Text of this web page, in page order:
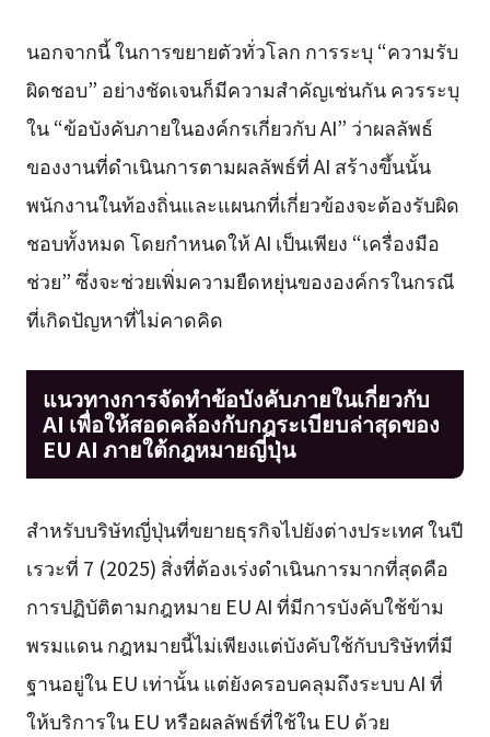
นอกจากนี้ ในการขยายตัวทั่วโลก การระบุ “ความรับ
ผิดชอบ” อย่างชัดเจนก็มีความสำคัญเช่นกัน ควรระบุ
ใน “ข้อบังคับภายในองค์กรเกี่ยวกับ AI” ว่าผลลัพธ์
ของงานที่ดำเนินการตามผลลัพธ์ที่ AI สร้างขึ้นนั้น
พนักงานในท้องถิ่นและแผนกที่เกี่ยวข้องจะต้องรับผิด
ชอบทั้งหมด โดยกำหนดให้ AI เป็นเพียง “เครื่องมือ
ช่วย” ซึ่งจะช่วยเพิ่มความยืดหยุ่นขององค์กรในกรณี
ที่เกิดปัญหาที่ไม่คาดคิด
แนวทางการจัดทำข้อบังคับภายในเกี่ยวกับ
AI เพื่อให้สอดคล้องกับกฎระเบียบล่าสุดของ
EU AI ภายใต้กฎหมายญี่ปุ่น
สำหรับบริษัทญี่ปุ่นที่ขยายธุรกิจไปยังต่างประเทศ ในปี
เรวะที่ 7 (2025) สิ่งที่ต้องเร่งดำเนินการมากที่สุดคือ
การปฏิบัติตามกฎหมาย EU AI ที่มีการบังคับใช้ข้าม
พรมแดน กฎหมายนี้ไม่เพียงแต่บังคับใช้กับบริษัทที่มี
ฐานอยู่ใน EU เท่านั้น แต่ยังครอบคลุมถึงระบบ AI ที่
ให้บริการใน EU หรือผลลัพธ์ที่ใช้ใน EU ด้วย